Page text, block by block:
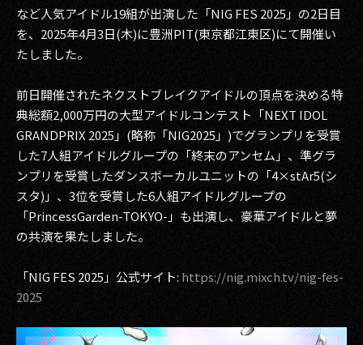
美少女図鑑
イベント
その他事業
2026
2025
2023
PRIVACY POLICY
など人気アイドル19組が出演した「NIG FES 2025」の2日目
を、2025年4⽉3⽇(木)に豊洲PIT(東京都江東区)にて開催い
たしました。
前日開催されたネクストブレイクアイドルの頂点を決める特
典総額2,000万円の大型アイドルコンテスト「NEXT IDOL
GRANDPRIX 2025」(略称「NIG2025」)でグランプリを受賞
した7⼈組アイドルグループの「終末のアンセム」、準グラ
ンプリを受賞したダンスボーカルユニットの「4×stAr5(シ
スタ)」、3位を受賞した6⼈組アイドルグループの
「PrincessGarden-TOKYO-」も出演し、豪華アイドルと夢
の共演を果たしました。
「NIG FES 2025」公式サイト: https://nig.mixch.tv/nig-fes-
2025